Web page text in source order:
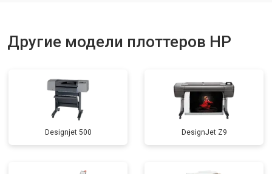
Другие модели плоттеров HP
Designjet 500 DesignJet Z9